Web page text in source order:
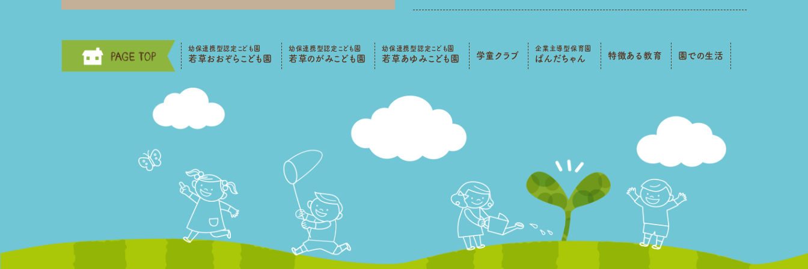
幼保連携型認定こども園
若草おおぞらこども園
幼保連携型認定こども園
若草のがみこども園
幼保連携型認定こども園
若草あゆみこども園 学童クラブ
企業主導型保育園
ぱんだちゃん 特徴ある教育 園での生活